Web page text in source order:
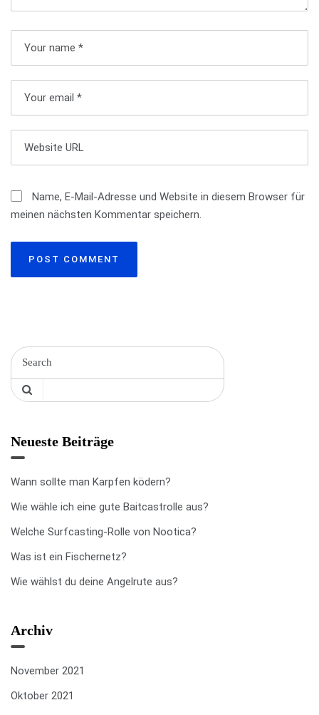
n
v
i
a
t
i
n
Name, E-Mail-Adresse und Website in diesem Browser für
meinen nächsten Kommentar speichern.
Neueste Beiträge
Wann sollte man Karpfen ködern?
Wie wähle ich eine gute Baitcastrolle aus?
Welche Surfcasting-Rolle von Nootica?
Was ist ein Fischernetz?
Wie wählst du deine Angelrute aus?
Archiv
November 2021
Oktober 2021